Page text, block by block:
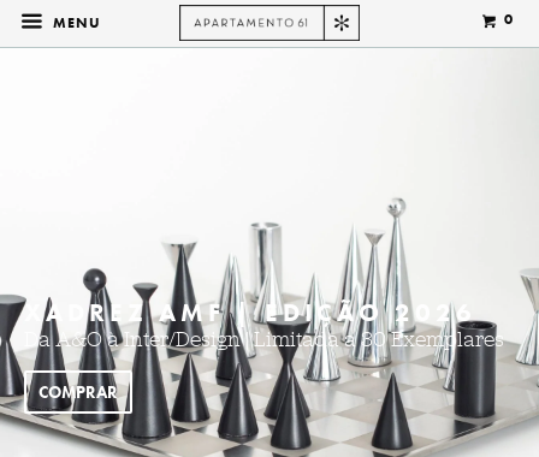
MENU 0
XADREZ AMF | EDIÇÃO 2026
Da A&O à Inter/Design | Limitada a 30 Exemplares
COMPRAR